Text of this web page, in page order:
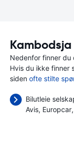
Nedenfor finner du
Hvis du ikke finner
siden ofte stilte
Bilutleie
Avis Europcar